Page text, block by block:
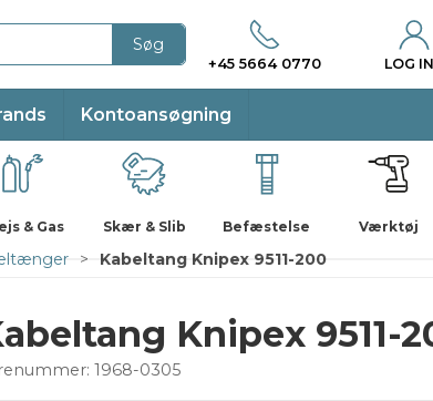
Søg
+45 5664 0770 LOG
Kontoansøgning
& Gas Skær & Slib Befæstelse Værktøj
Kabeltang Knipex 9511-200
Knipex 9511-
1968-0305